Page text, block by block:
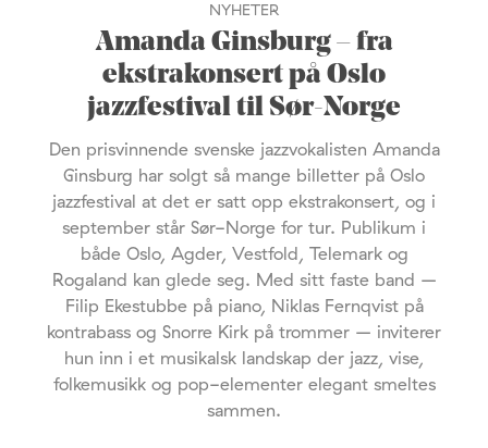
NYHETER
Amanda Ginsburg – fra
ekstrakonsert på Oslo
jazzfestival til Sør-Norge
Den prisvinnende svenske jazzvokalisten Amanda
Ginsburg har solgt så mange billetter på Oslo
jazzfestival at det er satt opp ekstrakonsert, og i
september står Sør-Norge for tur. Publikum i
både Oslo, Agder, Vestfold, Telemark og
Rogaland kan glede seg. Med sitt faste band –
Filip Ekestubbe på piano, Niklas Fernqvist på
kontrabass og Snorre Kirk på trommer – inviterer
hun inn i et musikalsk landskap der jazz, vise,
folkemusikk og pop-elementer elegant smeltes
sammen.